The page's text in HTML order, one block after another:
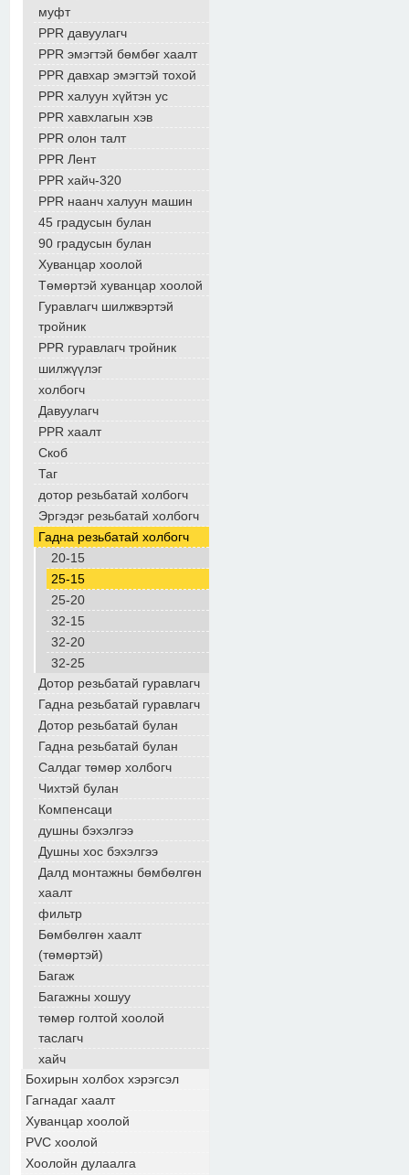
муфт
PPR давуулагч
PPR эмэгтэй бөмбөг хаалт
PPR давхар эмэгтэй тохой
PPR халуун хүйтэн ус
PPR хавхлагын хэв
PPR олон талт
PPR Лент
PPR хайч-320
PPR наанч халуун машин
45 градусын булан
90 градусын булан
Хуванцар хоолой
Төмөртэй хуванцар хоолой
Гуравлагч шилжвэртэй
тройник
PPR гуравлагч тройник
шилжүүлэг
холбогч
Давуулагч
PPR хаалт
Скоб
Таг
дотор резьбатай холбогч
Эргэдэг резьбатай холбогч
Гадна резьбатай холбогч
20-15
25-15
25-20
32-15
32-20
32-25
Дотор резьбатай гуравлагч
Гадна резьбатай гуравлагч
Дотор резьбатай булан
Гадна резьбатай булан
Салдаг төмөр холбогч
Чихтэй булан
Компенсаци
душны бэхэлгээ
Душны хос бэхэлгээ
Далд монтажны бөмбөлгөн
хаалт
фильтр
Бөмбөлгөн хаалт
(төмөртэй)
Багаж
Багажны хошуу
төмөр голтой хоолой
таслагч
хайч
Бохирын холбох хэрэгсэл
Гагнадаг хаалт
Хуванцар хоолой
PVC хоолой
Хоолойн дулаалга